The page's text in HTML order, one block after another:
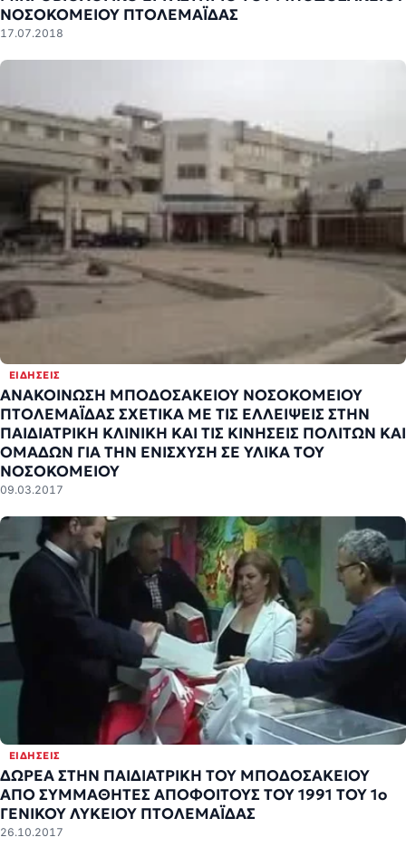
ΝΟΣΟΚΟΜΕΙΟΥ ΠΤΟΛΕΜΑΪΔΑΣ
17.07.2018
ΕΙΔΉΣΕΙΣ
ΑΝΑΚΟΙΝΩΣΗ ΜΠΟΔΟΣΑΚΕΙΟΥ ΝΟΣΟΚΟΜΕΙΟΥ
ΠΤΟΛΕΜΑΪΔΑΣ ΣΧΕΤΙΚΑ ΜΕ ΤΙΣ ΕΛΛΕΙΨΕΙΣ ΣΤΗΝ
ΠΑΙΔΙΑΤΡΙΚΗ ΚΛΙΝΙΚΗ ΚΑΙ ΤΙΣ ΚΙΝΗΣΕΙΣ ΠΟΛΙΤΩΝ ΚΑΙ
ΟΜΑΔΩΝ ΓΙΑ ΤΗΝ ΕΝΙΣΧΥΣΗ ΣΕ ΥΛΙΚΑ ΤΟΥ
ΝΟΣΟΚΟΜΕΙΟΥ
09.03.2017
ΕΙΔΉΣΕΙΣ
ΔΩΡΕΑ ΣΤΗΝ ΠΑΙΔΙΑΤΡΙΚΗ ΤΟΥ ΜΠΟΔΟΣΑΚΕΙΟΥ
ΑΠΟ ΣΥΜΜΑΘΗΤΕΣ ΑΠΟΦΟΙΤΟΥΣ ΤΟΥ 1991 ΤΟΥ 1ο
ΓΕΝΙΚΟΥ ΛΥΚΕΙΟΥ ΠΤΟΛΕΜΑΪΔΑΣ
26.10.2017